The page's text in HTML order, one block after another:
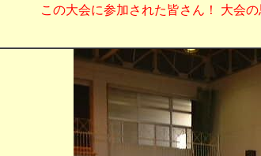
この大会に参加された皆さん！ 大会